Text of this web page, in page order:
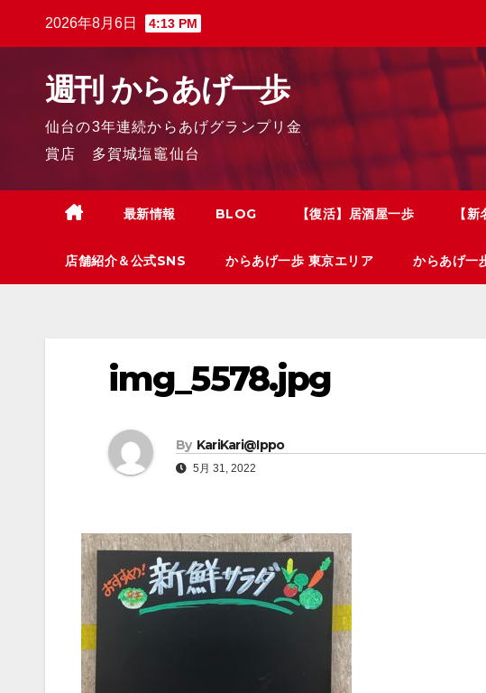
2026年8月6日 4:13 PM
週刊 からあげ一歩
仙台の3年連続からあげグランプリ金
賞店 多賀城塩竈仙台
最新情報 BLOG 【復活】居酒屋一歩 【
店舗紹介＆公式SNS からあげ一歩 東京エリア からあげ一
img_5578.jpg
By KariKari@Ippo
5月 31, 2022